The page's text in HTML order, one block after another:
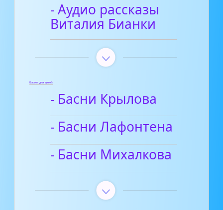
- Аудио рассказы
Виталия Бианки
Басни для детей
- Басни Крылова
- Басни Лафонтена
- Басни Михалкова